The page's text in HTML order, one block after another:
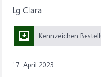
Lg Clara
Kennzeichen
17. April 2023